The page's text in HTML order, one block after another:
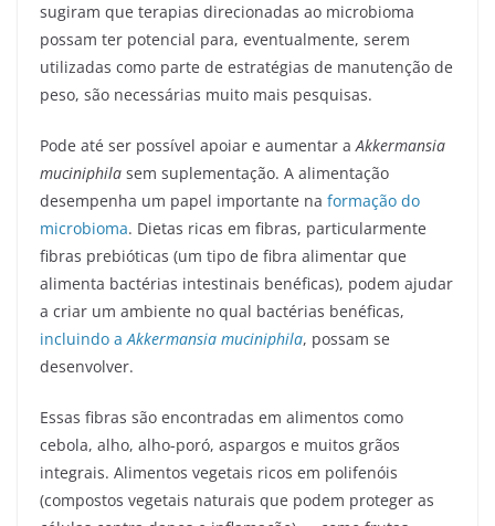
sugiram que terapias direcionadas ao microbioma
possam ter potencial para, eventualmente, serem
utilizadas como parte de estratégias de manutenção de
peso, são necessárias muito mais pesquisas.
Pode até ser possível apoiar e aumentar aAkkermansia
muciniphila sem suplementação. A alimentação
desempenha um papel importante na formação do
microbioma. Dietas ricas em fibras, particularmente
fibras prebióticas (um tipo de fibra alimentar que
alimenta bactérias intestinais benéficas), podem ajudar
a criar um ambiente no qual bactérias benéficas,
incluindo aAkkermansia muciniphila, possam se
desenvolver.
Essas fibras são encontradas em alimentos como
cebola, alho, alho-poró, aspargos e muitos grãos
integrais. Alimentos vegetais ricos em polifenóis
(compostos vegetais naturais que podem proteger as